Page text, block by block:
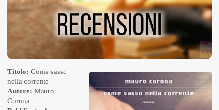
Titolo: Come sasso
nella corrente
Autore: Mauro
Corona